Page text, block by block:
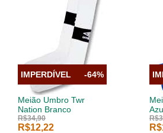
Meião Umbro Twr
Nation Branco
R$34,90
R$12,22
IMPERDÍVEL -64%